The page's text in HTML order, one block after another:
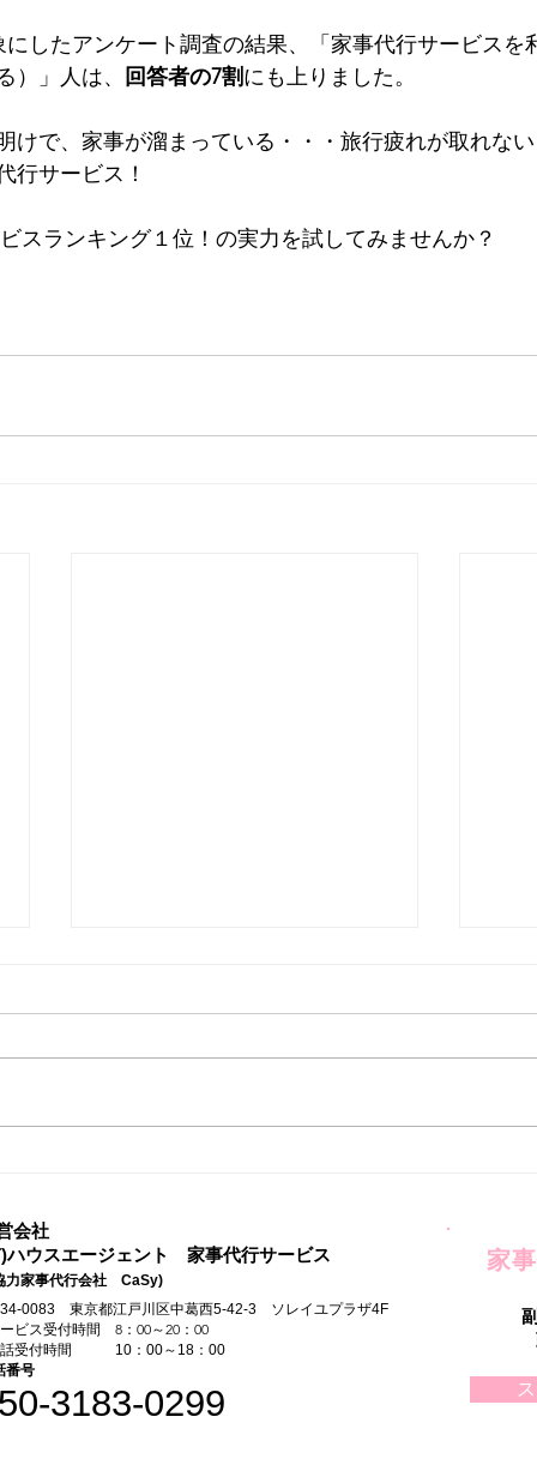
したアンケート調査の結果、「家事代行サービスを
）」人は、
回答者の7割にも上りました。
けで、家事が溜まっている・・・旅行疲れが取れない
行サービス！
スランキング１位！の実力を試してみませんか？
会社
ハウスエージェント 家事代行サービス
力家事代行会社 CaSy)
0083 東京都江戸川区中葛西5-42-3 ソレイユプラザ4F
ビス受付時間 8：00～20：00
話受付時間 10：00～18：00
番号
3183-0299
家